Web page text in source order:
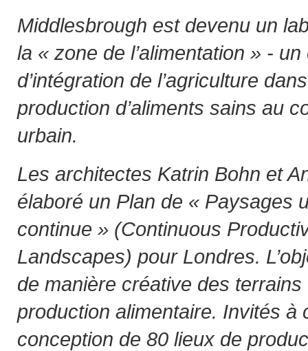
Middlesbrough est devenu un
la « zone de l’alimentation » -
d’intégration de l’agriculture
production d’aliments sains au
urbain.
Les architectes Katrin Bohn et
élaboré un Plan de « Paysages
continue » (Continuous
Landscapes) pour Londres.
de manière créative des
production alimentaire. Invités à
conception de 80 lieux de